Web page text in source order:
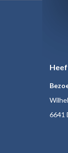
6641